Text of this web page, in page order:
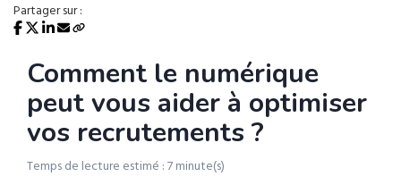
Partager sur :
Comment le numérique
peut vous aider à optimiser
vos recrutements ?
Temps de lecture estimé : 7 minute(s)